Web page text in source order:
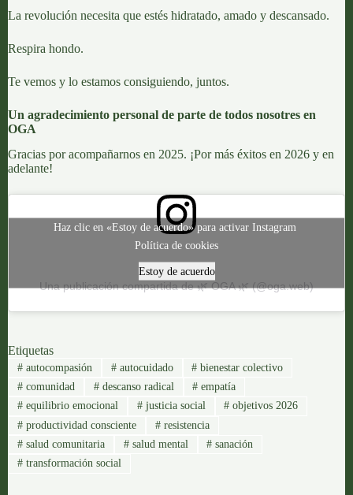
La revolución necesita que estés hidratado, amado y descansado.
Respira hondo.
Te vemos y lo estamos consiguiendo, juntos.
Un agradecimiento personal de parte de todos nosotres en
OGA
Gracias por acompañarnos en 2025. ¡Por más éxitos en 2026 y en
adelante!
Una publicación compartida de 🌿 OGA 🌿 (@oga.web)
Haz clic en «Estoy de acuerdo» para activar Instagram
Política de cookies
Estoy de acuerdo
Etiquetas
#autocompasión #autocuidado # bienestar colectivo
#comunidad #descanso radical # empatía
#equilibrio emocional #justicia social # objetivos 2026
#productividad consciente #resistencia
#salud comunitaria #salud mental # sanación
#transformación social